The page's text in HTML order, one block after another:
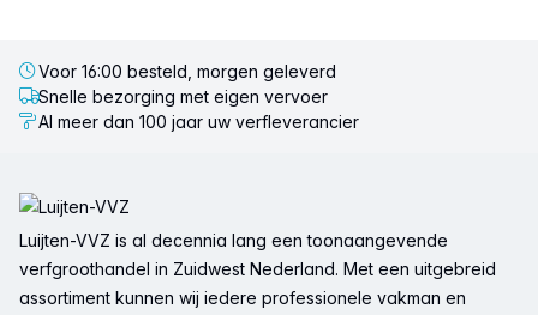
Voor 16:00 besteld, morgen geleverd
Snelle bezorging met eigen vervoer
Al meer dan 100 jaar uw verfleverancier
Luijten-VVZ is al decennia lang een toonaangevende
verfgroothandel in Zuidwest Nederland. Met een uitgebreid
assortiment kunnen wij iedere professionele vakman en